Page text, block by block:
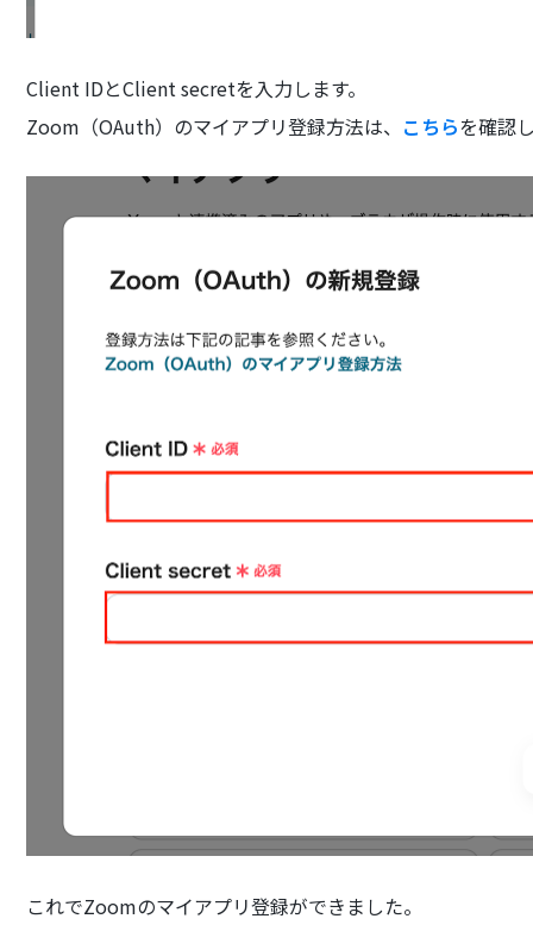
Client IDとClient secretを入力します。
Zoom（OAuth）のマイアプリ登録方法は、 こちらを確認
これでZoomのマイアプリ登録ができました。